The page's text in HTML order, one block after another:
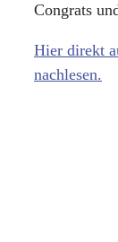
Congrats
Hier direkt
nachlesen.